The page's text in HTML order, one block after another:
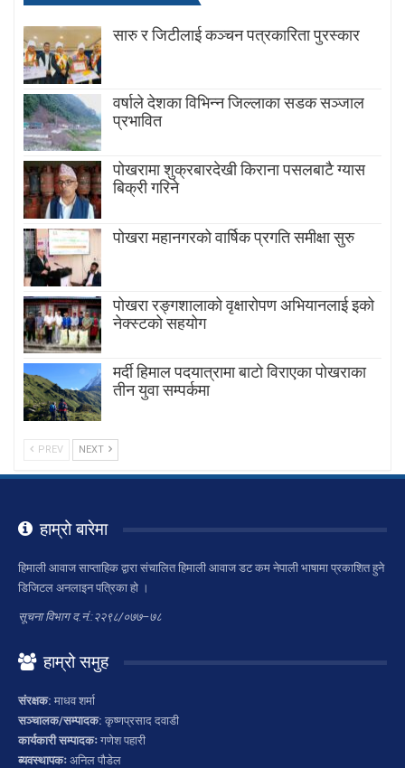
सारु र जिटीलाई कञ्चन पत्रकारिता पुरस्कार
वर्षाले देशका विभिन्न जिल्लाका सडक सञ्जाल
प्रभावित
पोखरामा शुक्रबारदेखी किराना पसलबाटै ग्यास
बिक्री गरिने
पोखरा महानगरको वार्षिक प्रगति समीक्षा सुरु
पोखरा रङ्गशालाको वृक्षारोपण अभियानलाई इको
नेक्स्टको सहयोग
मर्दी हिमाल पदयात्रामा बाटाे विराएका पाेखराका
तीन युवा सम्पर्कमा
PREV NEXT
हाम्रो बारेमा
हिमाली आवाज साप्ताहिक द्वारा संचालित हिमाली आवाज डट कम नेपाली भाषामा प्रकाशित हुने
डिजिटल अनलाइन पत्रिका हो ।
सूचना विभाग द.नं.:२२९८/०७७–७८
हाम्रो समुह
संरक्षक: माधव शर्मा
सञ्चालक/सम्पादक: कृष्णप्रसाद दवाडी
कार्यकारी सम्पादकः गणेश पहारी
ब्यवस्थापकः अनिल पौडेल